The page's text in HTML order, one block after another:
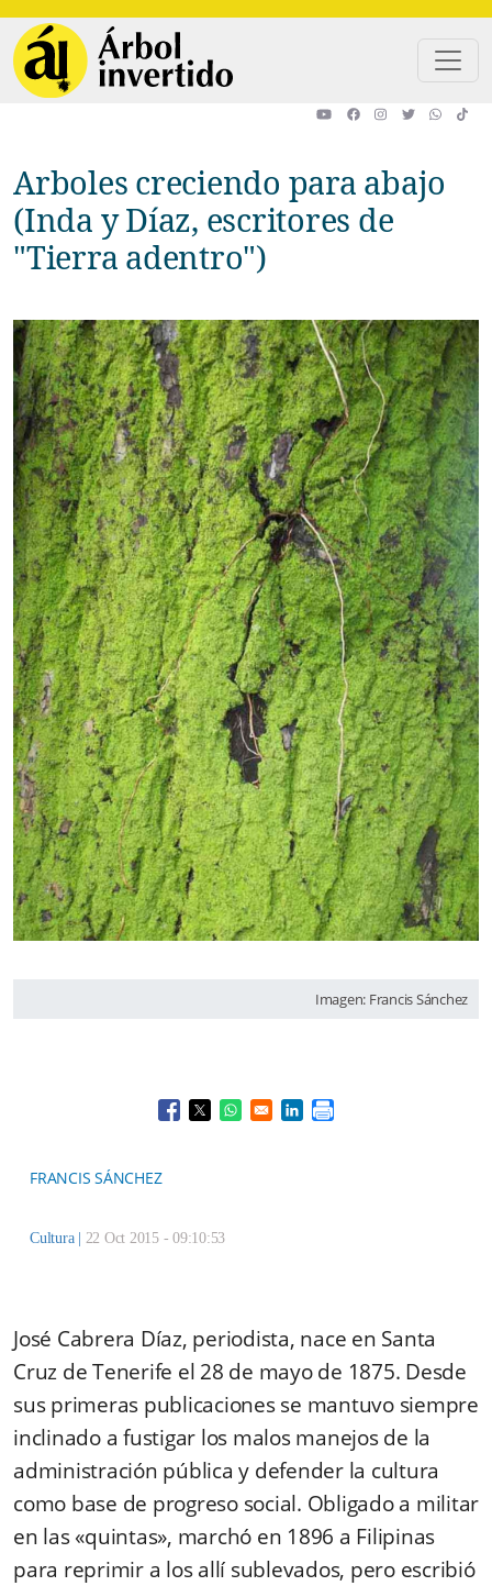
Arboles creciendo para abajo
(Inda y Díaz, escritores de
"Tierra adentro")
Imagen: Francis Sánchez
Opens in a new window
Opens in a new window
Opens in a new window
Opens in a new window
FRANCIS SÁNCHEZ
Cultura 22 Oct 2015 - 09:10:53
José Cabrera Díaz, periodista, nace en Santa
Cruz de Tenerife el 28 de mayo de 1875. Desde
sus primeras publicaciones se mantuvo siempre
inclinado a fustigar los malos manejos de la
administración pública y defender la cultura
como base de progreso social. Obligado a militar
en las «quintas», marchó en 1896 a Filipinas
para reprimir a los allí sublevados, pero escribió